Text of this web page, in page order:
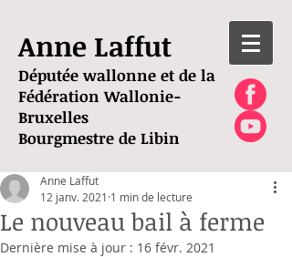
Anne Laffut
Députée wallonne et de la
Fédération Wallonie-
Bruxelles
Bourgmestre de Libin
Le nouveau bail à ferme
Anne Laffut
12 janv. 2021 1 min de lecture
Dernière mise à jour : 16 févr. 2021